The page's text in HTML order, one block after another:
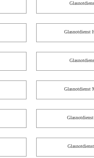
Glasnotdienst
Glasnotdienst